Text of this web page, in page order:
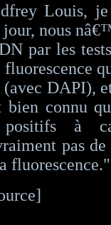
Louis,
nous
par les
(avec DAPI),
connu
à
pas de
fluorescence."